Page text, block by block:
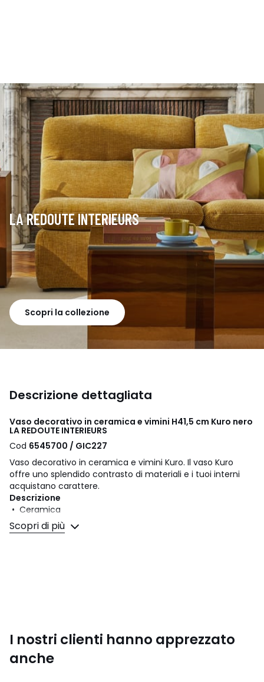
LA REDOUTE INTERIEURS
Scopri la collezione
Descrizione dettagliata
Vaso decorativo in ceramica e vimini H41,5 cm Kuro nero
LA REDOUTE INTERIEURS
Cod 6545700 / GIC227
Vaso decorativo in ceramica e vimini Kuro. Il vaso Kuro
offre uno splendido contrasto di materiali e i tuoi interni
acquistano carattere.
Descrizione
• Ceramica
• Gioco di manici in vimini
• Non mettere acqua
Taglia taglia unica
Scopri di più
I nostri clienti hanno apprezzato
anche